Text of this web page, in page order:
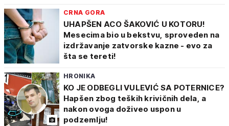
CRNA GORA
UHAPŠEN ACO ŠAKOVIĆ U KOTORU!
Mesecima bio u bekstvu, sproveden na
izdržavanje zatvorske kazne - evo za
šta se tereti!
HRONIKA
KO JE ODBEGLI VULEVIĆ SA POTERNICE?
Hapšen zbog teških krivičnih dela, a
nakon ovoga doživeo uspon u
podzemlju!